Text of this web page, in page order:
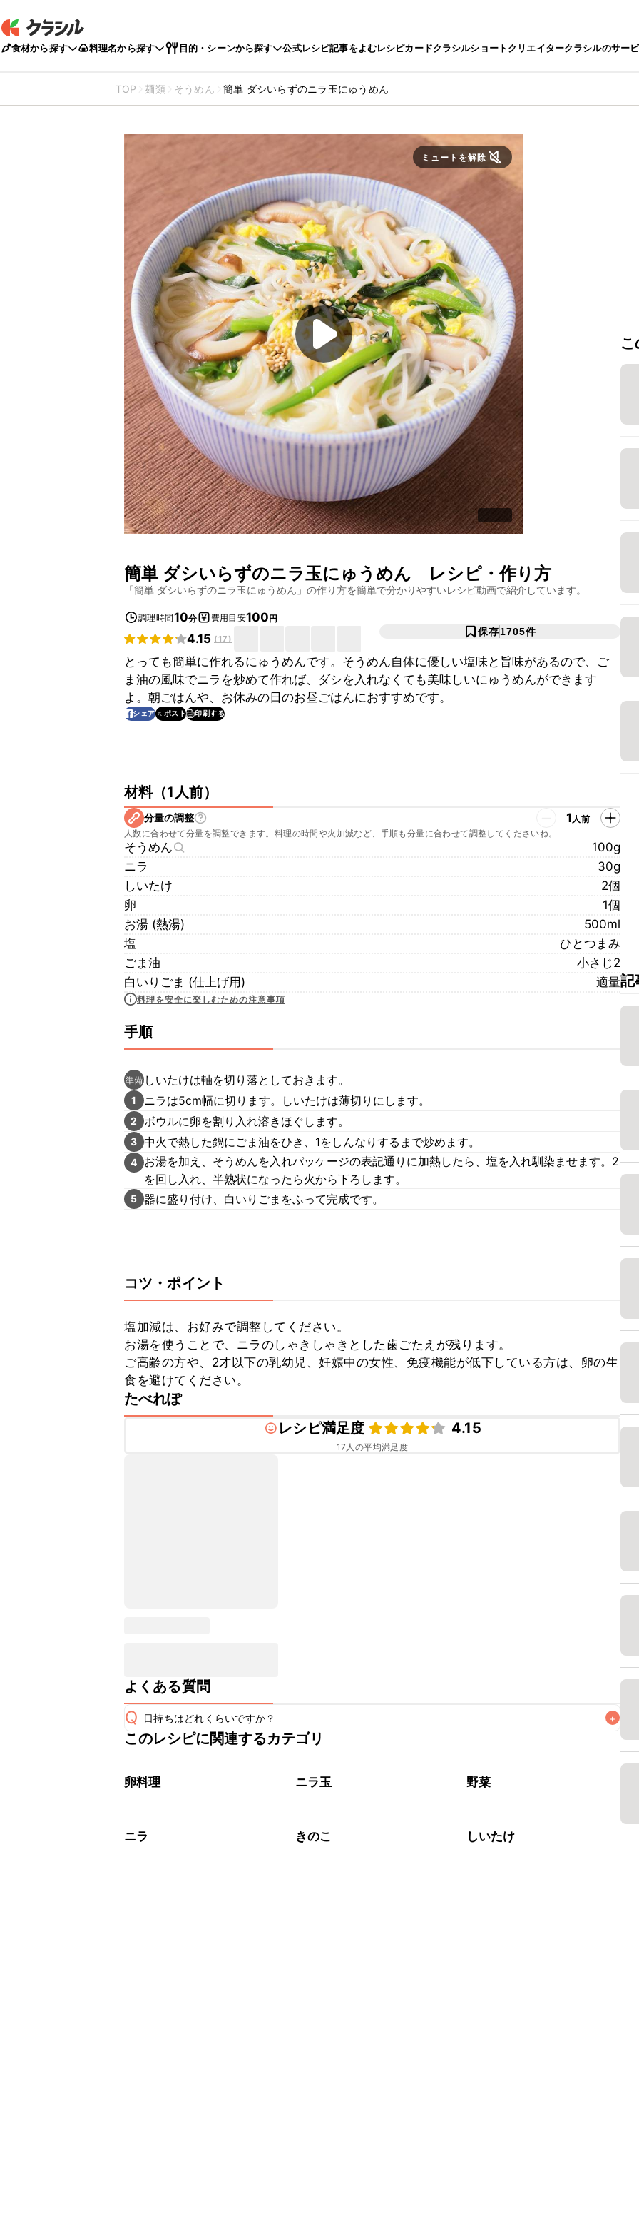
食材から探す 料理名から探す 目的・シーンから探す 公式レシピ記事をよむレシピカードクラシルショートクリエイタークラシルのサー
TOP 麺類 そうめん 簡単 ダシいらずのニラ玉にゅうめん
ミュートを解除
簡単 ダシいらずのニラ玉にゅうめん レシピ・作り方
「簡単 ダシいらずのニラ玉にゅうめん 」の作り方を簡単で分かりやすいレシピ動画で紹介しています。
調理時間10分 費用目安100円
4.15 (17)
保存1705件
とっても簡単に作れるにゅうめんです。そうめん自体に優しい塩味と旨味があるので、ご
ま油の風味でニラを炒めて作れば、ダシを入れなくても美味しいにゅうめんができます
よ。朝ごはんや、お休みの日のお昼ごはんにおすすめです。
シェア ポスト 印刷する
材料（1人前）
分量の調整 1人前
人数に合わせて分量を調整できます。料理の時間や火加減など、手順も分量に合わせて調整してくださいね。
そうめん
100g
ニラ
30g
しいたけ
2個
卵
1個
お湯 (熱湯)
500ml
塩
ひとつまみ
ごま油
小さじ2
白いりごま (仕上げ用)
適量
料理を安全に楽しむための注意事項
手順
準備 しいたけは軸を切り落としておきます。
1 ニラは5cm幅に切ります。しいたけは薄切りにします。
2 ボウルに卵を割り入れ溶きほぐします。
3 中火で熱した鍋にごま油をひき、1をしんなりするまで炒めます。
4
お湯を加え、そうめんを入れパッケージの表記通りに加熱したら、塩を入れ馴染ませます。2
を回し入れ、半熟状になったら火から下ろします。
5 器に盛り付け、白いりごまをふって完成です。
コツ・ポイント
塩加減は、お好みで調整してください。
お湯を使うことで、ニラのしゃきしゃきとした歯ごたえが残ります。
ご高齢の方や、2才以下の乳幼児、妊娠中の女性、免疫機能が低下している方は、卵の生
食を避けてください。
たべれぽ
レシピ満足度
4.15
17 人の平均満足度
よくある質問
Q 日持ちはどれくらいですか？ +
こちらのレシピは出来たてをお召し上がりいただくことをおすすめします。
※日持ちは目安です。
このレシピに関連するカテゴリ
卵料理 ニラ玉 野菜
ニラ きのこ しいたけ
記